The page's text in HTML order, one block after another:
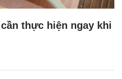
thực hiện ngay khi